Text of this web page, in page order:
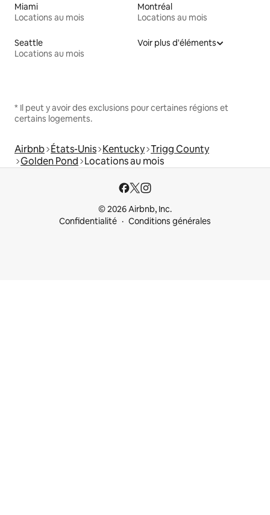
Miami
Locations au mois
Montréal
Locations au mois
Seattle
Locations au mois
Voir plus d'éléments
* Il peut y avoir des exclusions pour certaines régions et
certains logements.
Airbnb États-Unis Kentucky Trigg County
Golden Pond Locations au mois
© 2026 Airbnb, Inc.
Confidentialité
Conditions générales